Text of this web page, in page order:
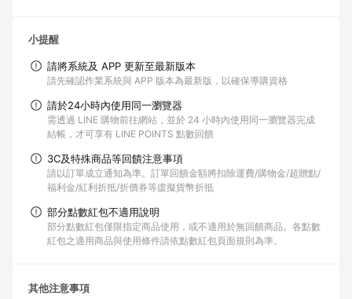
小提醒
請將系統及 APP 更新至最新版本
請先確認作業系統與 APP 版本為最新版，以確保導購資格
請於24小時內使用同一瀏覽器
需透過 LINE 購物前往網站，並於 24 小時內使用同一瀏覽器完成
結帳，才可享有 LINE POINTS 點數回饋
3C及特殊商品等回饋注意事項
請以訂單成立通知為準。訂單回饋金額將扣除運費/購物金/超贈點/
福利金/紅利折抵/折價券等虛擬貨幣折抵
部分點數紅包不適用說明
部分點數紅包僅限指定商品使用，或不適用於無回饋商品。各點數
紅包之適用商品與使用條件請依點數紅包頁面規則為準。
其他注意事項